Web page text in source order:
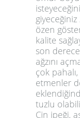
özen
kalite
son
ağzını
çok
etmenler
tuzlu
Çin ipeği,